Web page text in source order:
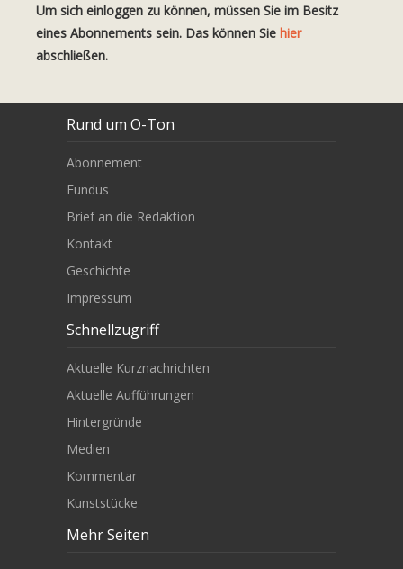
Um sich einloggen zu können, müssen Sie im Besitz
eines Abonnements sein. Das können Sie hier
abschließen.
Rund um O-Ton
Abonnement
Fundus
Brief an die Redaktion
Kontakt
Geschichte
Impressum
Schnellzugriff
Aktuelle Kurznachrichten
Aktuelle Aufführungen
Hintergründe
Medien
Kommentar
Kunststücke
Mehr Seiten